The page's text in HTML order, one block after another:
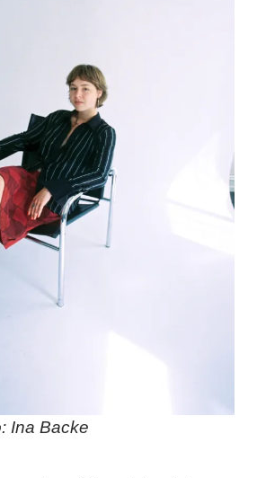
Ina Backe